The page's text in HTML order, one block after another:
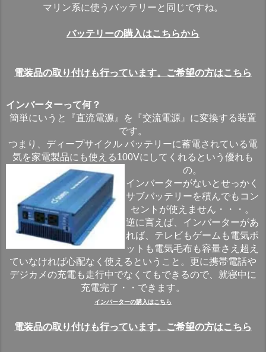
マリン系に使うバッテリーと同じですね。
バッテリーの購入はこちらから
電装品の取り付けも行っています。ご希望の方はこちら
インバーターって何？
簡単にいうと『直流電源』を『交流電源』に変換する装置
です。
つまり、ディープサイクル バッテリーに蓄電されている電
気を家電製品にも使える100Vにしてくれるという優れも
の。
インバーターがないとせっかく
サブバッテリーを積んでもコン
セントが使えません・・・。
逆に言えば、インバーターがあ
れば、テレビもゲームも電気ポ
ットも電気毛布も容量さえ超え
ていなければ心配なく使えるということ。更に携帯電話や
デジカメの充電も走行中でなくてもできるので、就寝中に
充電完了・・できます。
インバーターの購入はこちら
電装品の取り付けも行っています。ご希望の方はこちら